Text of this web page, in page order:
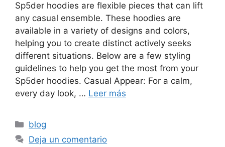
Sp5der hoodies are flexible pieces that can lift
any casual ensemble. These hoodies are
available in a variety of designs and colors,
helping you to create distinct actively seeks
different situations. Below are a few styling
guidelines to help you get the most from your
Sp5der hoodies. Casual Appear: For a calm,
every day look, … Leer más
blog
Deja un comentario